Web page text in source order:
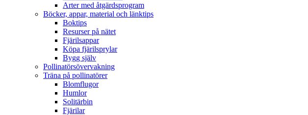
Arter med åtgärdsprogram
Böcker, appar, material och länktips
Boktips
Resurser på nätet
Fjärilsappar
Köpa fjärilsprylar
Bygg själv
Pollinatörsövervakning
Träna på pollinatörer
Blomflugor
Humlor
Solitärbin
Fjärilar